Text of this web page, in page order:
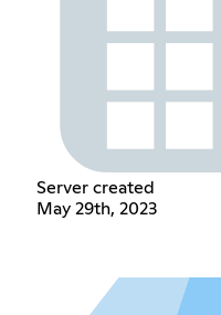
Server created
May 29th, 2023